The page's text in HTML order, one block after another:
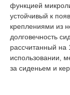
функцией
устойчивый к
креплениями из
долговечность
рассчитанный
использовании,
за сиденьем и